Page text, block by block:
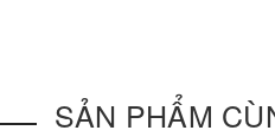
SẢN PHẨM